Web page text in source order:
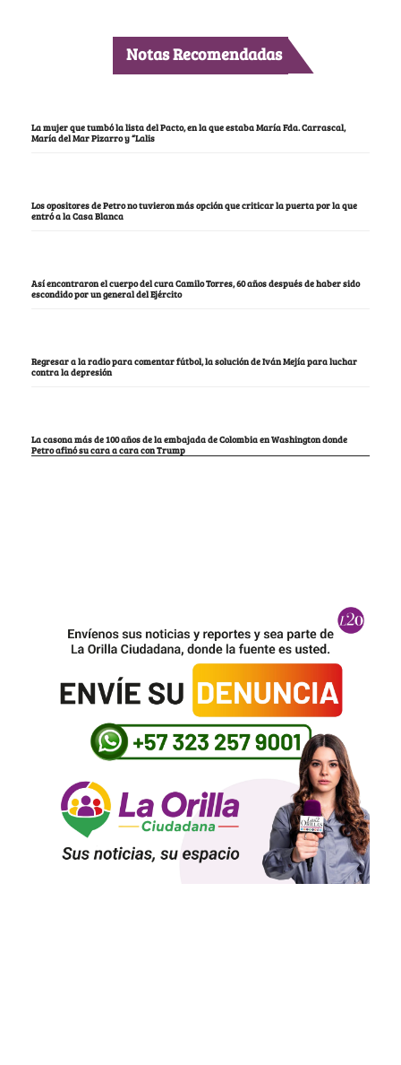
Notas Recomendadas
La mujer que tumbó la lista del Pacto, en la que estaba María Fda. Carrascal,
María del Mar Pizarro y “Lalis
Los opositores de Petro no tuvieron más opción que criticar la puerta por la que
entró a la Casa Blanca
Así encontraron el cuerpo del cura Camilo Torres, 60 años después de haber sido
escondido por un general del Ejército
Regresar a la radio para comentar fútbol, la solución de Iván Mejía para luchar
contra la depresión
La casona más de 100 años de la embajada de Colombia en Washington donde
Petro afinó su cara a cara con Trump